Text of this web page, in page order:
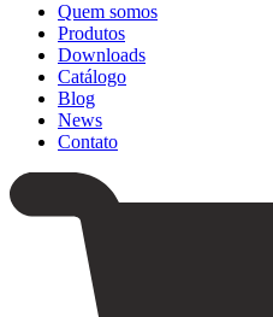
Quem somos
Produtos
Downloads
Catálogo
Blog
News
Contato